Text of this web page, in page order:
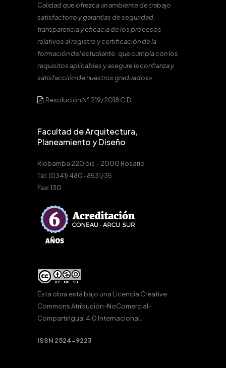
Calidad que ofrezca un ambiente de trabajo
satisfactorio y garantías de seguridad,
transparencia y eficacia de los procesos
relativos al registro y certificación de la
formación del estudiante, que cumpla con los
requisitos aplicables y asegure la confianza y
satisfacción de nuestros graduados».
Resolución N° 219/2018 C.D.
Facultad de Arquitectura,
Planeamiento y Diseño
Riobamba 220 bis – 2000 Rosario
Tel: (0341) 480-8531/35
Fax: 130
Esta obra está bajo una Licencia Creative
Commons Atribución-NoComercial-
CompartirIgual 4.0 Internacional
ISSN 2524-9223